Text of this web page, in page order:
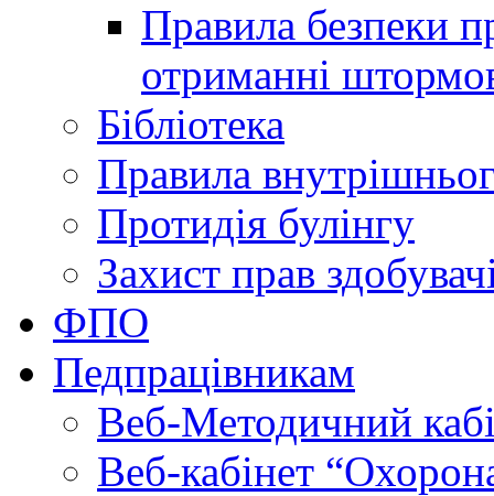
Правила безпеки
отриманні
Бібліотека
Правила
Протидія булінгу
Захист прав
ФПО
Педпрацівникам
Веб-Методичний
Веб-кабінет